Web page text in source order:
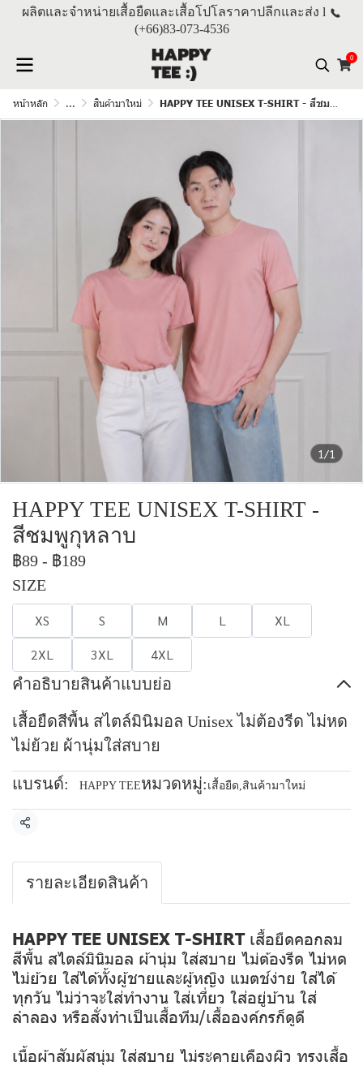
ผลิตและจำหน่ายเสื้อยืดและเสื้อโปโลราคาปลีกและส่ง l
(+66)83-073-4536
0
หน้าหลัก ... สินค้ามาใหม่ HAPPY TEE UNISEX T-SHIRT - สีชมพูกุหลาบ
1/1
HAPPY TEE UNISEX T-SHIRT -
สีชมพูกุหลาบ
฿89 - ฿189
SIZE
XS S M L
XL
2XL
3XL 4XL
คำอธิบายสินค้าแบบย่อ
เสื้อยืดสีพื้น สไตล์มินิมอล Unisex ไม่ต้องรีด ไม่หด
ไม่ย้วย ผ้านุ่มใส่สบาย
แบรนด์: HAPPY TEEหมวดหมู่: เสื้อยืด,สินค้ามาใหม่
แชร์
รายละเอียดสินค้า
HAPPY TEE UNISEX T-SHIRTเสื้อยืดคอกลม
สีพื้น สไตล์มินิมอล ผ้านุ่ม ใส่สบาย ไม่ต้องรีด ไม่หด
ไม่ย้วย ใส่ได้ทั้งผู้ชายและผู้หญิง แมตช์ง่าย ใส่ได้
ทุกวัน ไม่ว่าจะใส่ทำงาน ใส่เที่ยว ใส่อยู่บ้าน ใส่
ลำลอง หรือสั่งทำเป็นเสื้อทีม/เสื้อองค์กรก็ดูดี
เนื้อผ้าสัมผัสนุ่ม ใส่สบาย ไม่ระคายเคืองผิว ทรงเสื้อ